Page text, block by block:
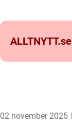
ALLTNYTT.se
02 november 2025